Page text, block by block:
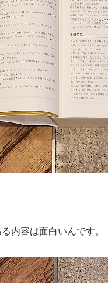
内容は面白いんです。